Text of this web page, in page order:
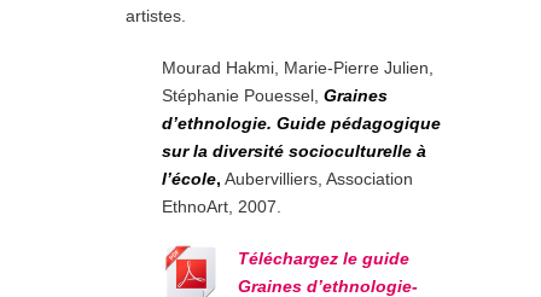
artistes.
Mourad Hakmi, Marie-Pierre Julien,
Stéphanie Pouessel, Graines
d’ethnologie. Guide pédagogique
sur la diversité socioculturelle à
l’école, Aubervilliers, Association
EthnoArt, 2007.
Téléchargez le guide
Graines d’ethnologie-